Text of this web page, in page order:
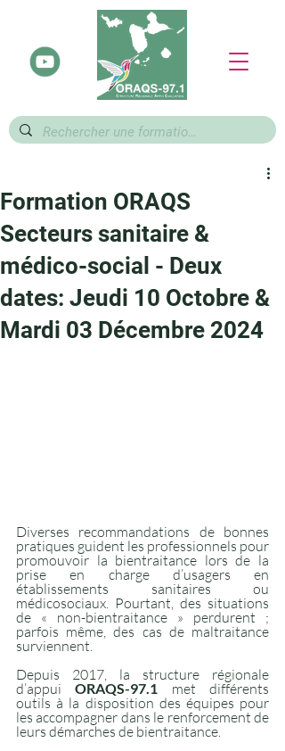
Formation ORAQS
Secteurs sanitaire &
médico-social - Deux
dates: Jeudi 10 Octobre &
Mardi 03 Décembre 2024
Diverses recommandations de bonnes
pratiques guident les professionnels pour
promouvoir la bientraitance lors de la
prise en charge d’usagers en
établissements sanitaires ou
médicosociaux. Pourtant, des situations
de « non-bientraitance » perdurent ;
parfois même, des cas de maltraitance
surviennent.
Depuis 2017, la structure régionale
d’appui ORAQS-97.1
met différents
outils à la disposition des équipes pour
les accompagner dans le renforcement de
leurs démarches de bientraitance.